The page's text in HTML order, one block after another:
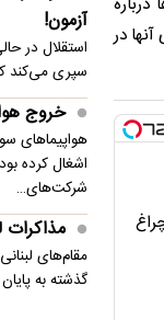
در
آزمون!
استقلال در
سپری می‌کند
خروج
هواپیماهای
اشغال کرده
شرکت‌های…
مقام‌های
گذشته به